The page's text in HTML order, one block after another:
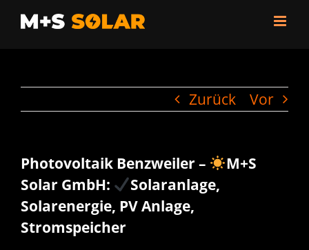
Zum
Inhalt
Zurück Vor
Photovoltaik Benzweiler –
M+S
Solar GmbH:
Solaranlage,
Solarenergie, PV Anlage,
Stromspeicher